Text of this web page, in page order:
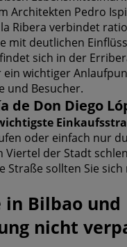
Architekten Pedro
Ribera verbindet
mit deutlichen
sich in der
ein wichtiger
und Besucher.
de Don Diego
oder einfach nur
Viertel der Stadt
Straße sollten Sie
in Bilbao und
nicht